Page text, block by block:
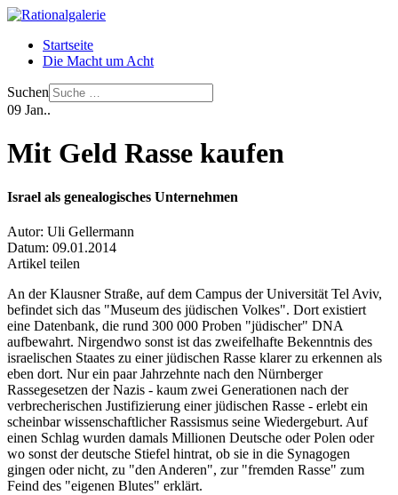
Startseite
Die Macht um Acht
Suchen
09 Jan..
Mit Geld Rasse kaufen
Israel als genealogisches Unternehmen
Autor: Uli Gellermann
Datum: 09.01.2014
Artikel teilen
An der Klausner Straße, auf dem Campus der Universität Tel Aviv,
befindet sich das "Museum des jüdischen Volkes". Dort existiert
eine Datenbank, die rund 300 000 Proben "jüdischer" DNA
aufbewahrt. Nirgendwo sonst ist das zweifelhafte Bekenntnis des
israelischen Staates zu einer jüdischen Rasse klarer zu erkennen als
eben dort. Nur ein paar Jahrzehnte nach den Nürnberger
Rassegesetzen der Nazis - kaum zwei Generationen nach der
verbrecherischen Justifizierung einer jüdischen Rasse - erlebt ein
scheinbar wissenschaftlicher Rassismus seine Wiedergeburt. Auf
einen Schlag wurden damals Millionen Deutsche oder Polen oder
wo sonst der deutsche Stiefel hintrat, ob sie in die Synagogen
gingen oder nicht, zu "den Anderen", zur "fremden Rasse" zum
Feind des "eigenen Blutes" erklärt.